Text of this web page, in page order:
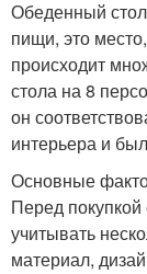
Обеденный
пищи, это
происходит
стола на 8
он
интерьера и
Основные
Перед
учитывать
материал,